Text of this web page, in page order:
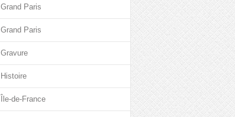
Grand Paris
Grand Paris
Gravure
Histoire
Île-de-France